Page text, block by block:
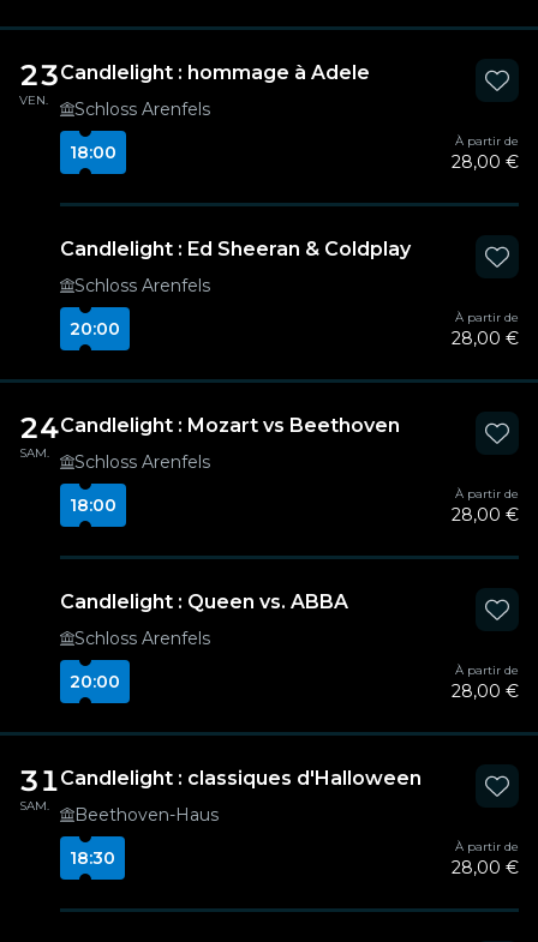
23
VEN.
Candlelight : hommage à Adele
Schloss Arenfels
18:00
À partir de
28,00 €
Candlelight : Ed Sheeran & Coldplay
Schloss Arenfels
20:00
À partir de
28,00 €
24
SAM.
Candlelight : Mozart vs Beethoven
Schloss Arenfels
18:00
À partir de
28,00 €
Candlelight : Queen vs. ABBA
Schloss Arenfels
20:00
À partir de
28,00 €
31
SAM.
Candlelight : classiques d'Halloween
Beethoven-Haus
18:30
À partir de
28,00 €